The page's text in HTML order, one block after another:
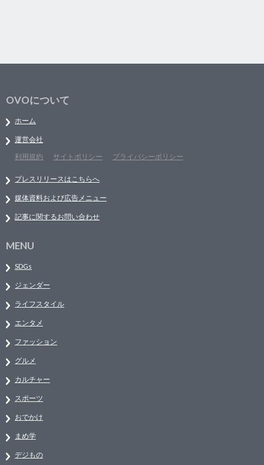
OVOについて
ホーム
運営会社
利用規約
サイトポリシー プライバシーポリシー
プレスリリースはこちらへ
媒体資料および広告メニュー
記事に関するお問い合わせ
MENU
SDGs
ジェンダー
ライフスタイル
エンタメ
ファッション
グルメ
カルチャー
スポーツ
おでかけ
まめ学
デジもの